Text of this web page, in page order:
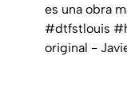
es una obra
#dtfstlouis
original -